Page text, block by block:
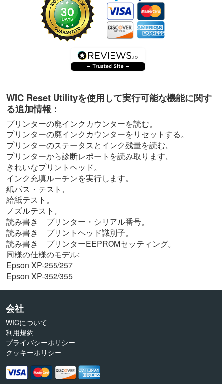
WIC Reset Utilityを使用して実行可能な機能に関す
る追加情報：
プリンターの廃インクカウンターを読む。
プリンターの廃インクカウンターをリセットする。
プリンターのステータスとインク残量を読む。
プリンターから診断レポートを読み取ります。
きれいなプリントヘッド。
インク充填ルーチンを実行します。
紙パス・テスト。
給紙テスト。
ノズルテスト。
読み書き プリンター・シリアル番号。
読み書き プリントヘッド識別子。
読み書き プリンターEEPROMセッティング。
同様の仕様のモデル:
Epson XP-255/257
Epson XP-352/355
会社
WICについて
利用規約
プライバシーポリシー
クッキーポリシー